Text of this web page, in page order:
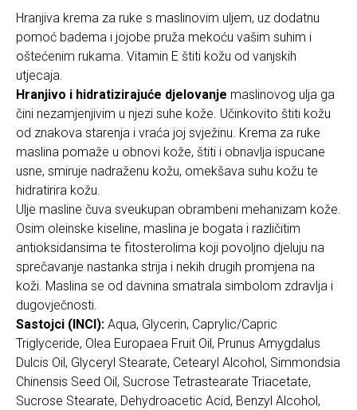
Hranjiva krema za ruke s maslinovim uljem, uz dodatnu
pomoć badema i jojobe pruža mekoću vašim suhim i
oštećenim rukama. Vitamin E štiti kožu od vanjskih
utjecaja.
Hranjivo i hidratizirajuće djelovanje maslinovog ulja ga
čini nezamjenjivim u njezi suhe kože. Učinkovito štiti kožu
od znakova starenja i vraća joj svježinu. Krema za ruke
maslina pomaže u obnovi kože, štiti i obnavlja ispucane
usne, smiruje nadraženu kožu, omekšava suhu kožu te
hidratirira kožu.
Ulje masline čuva sveukupan obrambeni mehanizam kože.
Osim oleinske kiseline, maslina je bogata i različitim
antioksidansima te fitosterolima koji povoljno djeluju na
sprečavanje nastanka strija i nekih drugih promjena na
koži. Maslina se od davnina smatrala simbolom zdravlja i
dugovječnosti.
Sastojci (INCI): Aqua, Glycerin, Caprylic/Capric
Triglyceride, Olea Europaea Fruit Oil, Prunus Amygdalus
Dulcis Oil, Glyceryl Stearate, Cetearyl Alcohol, Simmondsia
Chinensis Seed Oil, Sucrose Tetrastearate Triacetate,
Sucrose Stearate, Dehydroacetic Acid, Benzyl Alcohol,